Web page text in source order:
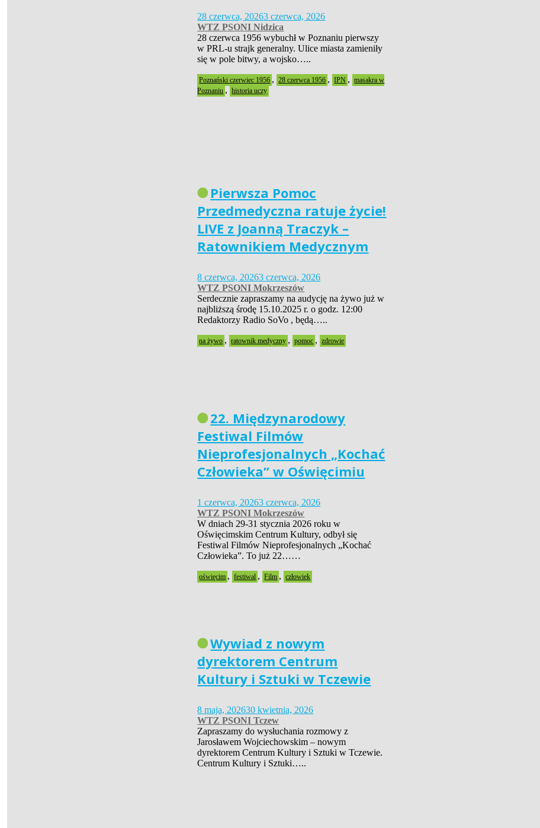
28 czerwca, 20263 czerwca, 2026
WTZ PSONI Nidzica
28 czerwca 1956 wybuchł w Poznaniu pierwszy
w PRL-u strajk generalny. Ulice miasta zamieniły
się w pole bitwy, a wojsko…..
Poznański czerwiec 1956 , 28 czerwca 1956 , IPN ,
masakra w
Poznaniu , historia uczy
Pierwsza Pomoc
Przedmedyczna ratuje życie!
LIVE z Joanną Traczyk –
Ratownikiem Medycznym
8 czerwca, 20263 czerwca, 2026
WTZ PSONI Mokrzeszów
Serdecznie zapraszamy na audycję na żywo już w
najbliższą środę 15.10.2025 r. o godz. 12:00
Redaktorzy Radio SoVo , będą…..
na żywo , ratownik medyczny , pomoc , zdrowie
22. Międzynarodowy
Festiwal Filmów
Nieprofesjonalnych „Kochać
Człowieka” w Oświęcimiu
1 czerwca, 20263 czerwca, 2026
WTZ PSONI Mokrzeszów
W dniach 29-31 stycznia 2026 roku w
Oświęcimskim Centrum Kultury, odbył się
Festiwal Filmów Nieprofesjonalnych „Kochać
Człowieka”. To już 22……
oświęcim , festiwal , Film , człowiek
Wywiad z nowym
dyrektorem Centrum
Kultury i Sztuki w Tczewie
8 maja, 202630 kwietnia, 2026
WTZ PSONI Tczew
Zapraszamy do wysłuchania rozmowy z
Jarosławem Wojciechowskim – nowym
dyrektorem Centrum Kultury i Sztuki w Tczewie.
Centrum Kultury i Sztuki…..